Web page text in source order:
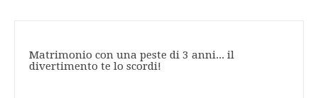
Matrimonio con una peste di 3 anni... il
divertimento te lo scordi!